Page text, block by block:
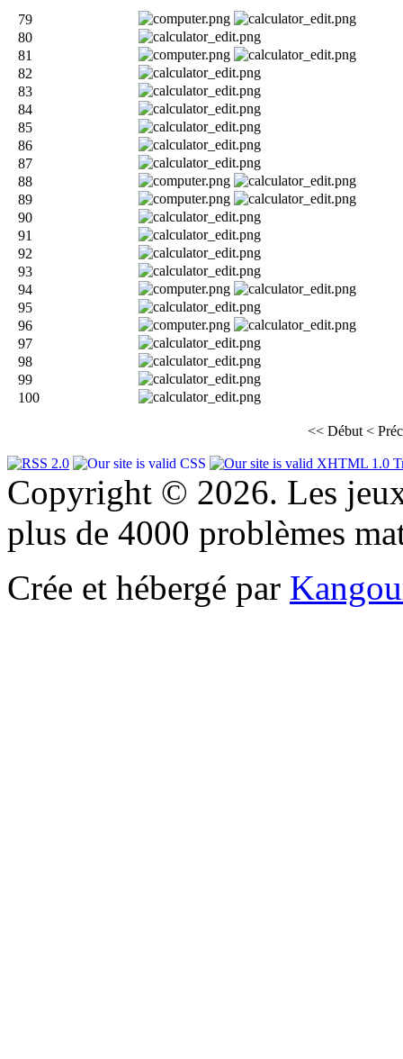
79
80
81
82
83
84
85
86
87
88
89
90
91
92
93
94
95
96
97
98
99
100
<< Début <
Copyright © 2026. Les
plus de 4000 problèmes
Crée et hébergé par